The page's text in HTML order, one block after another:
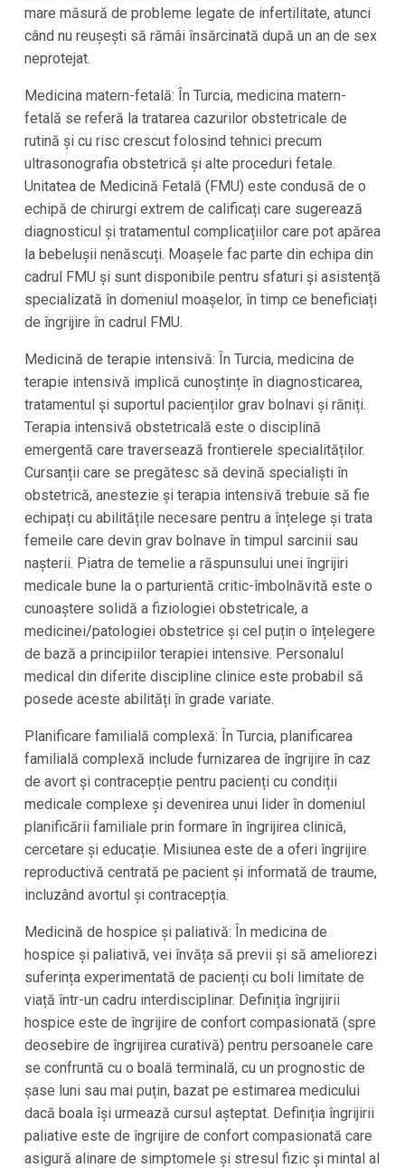
mare măsură de probleme legate de infertilitate, atunci
când nu reușești să rămâi însărcinată după un an de sex
neprotejat.
Medicina matern-fetală: În Turcia, medicina matern-
fetală se referă la tratarea cazurilor obstetricale de
rutină și cu risc crescut folosind tehnici precum
ultrasonografia obstetrică și alte proceduri fetale.
Unitatea de Medicină Fetală (FMU) este condusă de o
echipă de chirurgi extrem de calificați care sugerează
diagnosticul și tratamentul complicațiilor care pot apărea
la bebelușii nenăscuți. Moașele fac parte din echipa din
cadrul FMU și sunt disponibile pentru sfaturi și asistență
specializată în domeniul moașelor, în timp ce beneficiați
de îngrijire în cadrul FMU.
Medicină de terapie intensivă: În Turcia, medicina de
terapie intensivă implică cunoștințe în diagnosticarea,
tratamentul și suportul pacienților grav bolnavi și răniți.
Terapia intensivă obstetricală este o disciplină
emergentă care traversează frontierele specialităților.
Cursanții care se pregătesc să devină specialiști în
obstetrică, anestezie și terapia intensivă trebuie să fie
echipați cu abilitățile necesare pentru a înțelege și trata
femeile care devin grav bolnave în timpul sarcinii sau
nașterii. Piatra de temelie a răspunsului unei îngrijiri
medicale bune la o parturientă critic-îmbolnăvită este o
cunoaștere solidă a fiziologiei obstetricale, a
medicinei/patologiei obstetrice și cel puțin o înțelegere
de bază a principiilor terapiei intensive. Personalul
medical din diferite discipline clinice este probabil să
posede aceste abilități în grade variate.
Planificare familială complexă: În Turcia, planificarea
familială complexă include furnizarea de îngrijire în caz
de avort și contracepție pentru pacienți cu condiții
medicale complexe și devenirea unui lider în domeniul
planificării familiale prin formare în îngrijirea clinică,
cercetare și educație. Misiunea este de a oferi îngrijire
reproductivă centrată pe pacient și informată de traume,
incluzând avortul și contracepția.
Medicină de hospice și paliativă: În medicina de
hospice și paliativă, vei învăța să previi și să ameliorezi
suferința experimentată de pacienți cu boli limitate de
viață într-un cadru interdisciplinar. Definiția îngrijirii
hospice este de îngrijire de confort compasionată (spre
deosebire de îngrijirea curativă) pentru persoanele care
se confruntă cu o boală terminală, cu un prognostic de
șase luni sau mai puțin, bazat pe estimarea medicului
dacă boala își urmează cursul așteptat. Definiția îngrijirii
paliative este de îngrijire de confort compasionată care
asigură alinare de simptomele și stresul fizic și mintal al